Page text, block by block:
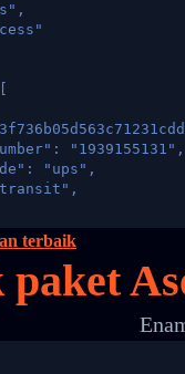
"1939155131",
"ups",
2,
[
terbaik